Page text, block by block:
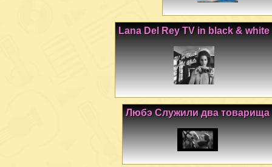
Lana Del Rey TV in black & white
Любэ Служили два товарища